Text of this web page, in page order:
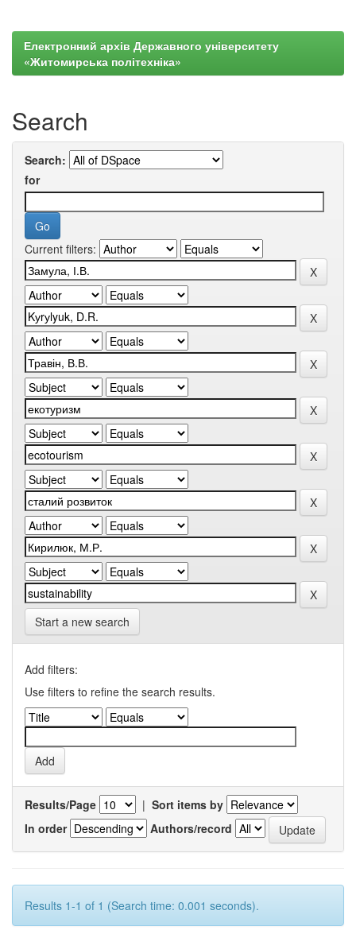
Електронний архів Державного університету
«Житомирська політехніка»
Search
Search:
for
Current filters:
Start a new search
Add filters:
Use filters to refine the search results.
Results/Page | Sort items by
In order
Authors/record
Results 1-1 of 1 (Search time: 0.001 seconds).